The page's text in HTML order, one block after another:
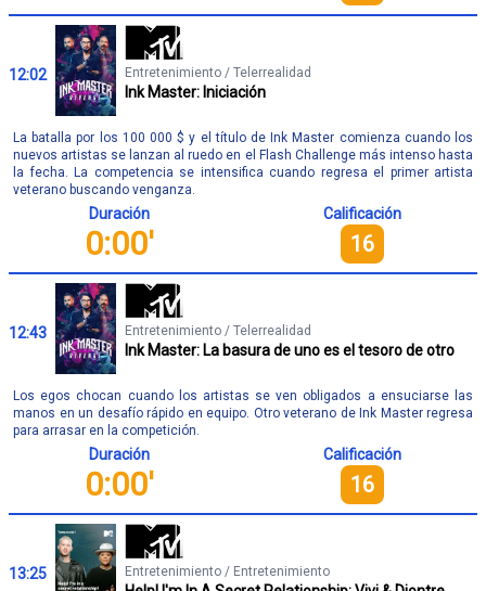
12:02 Entretenimiento / Telerrealidad
Ink Master: Iniciación
La batalla por los 100 000 $ y el título de Ink Master comienza cuando los
nuevos artistas se lanzan al ruedo en el Flash Challenge más intenso hasta
la fecha. La competencia se intensifica cuando regresa el primer artista
veterano buscando venganza.
Duración
0:00'
Calificación
16
12:43 Entretenimiento / Telerrealidad
Ink Master: La basura de uno es el tesoro de otro
Los egos chocan cuando los artistas se ven obligados a ensuciarse las
manos en un desafío rápido en equipo. Otro veterano de Ink Master regresa
para arrasar en la competición.
Duración
0:00'
Calificación
16
13:25 Entretenimiento / Entretenimiento